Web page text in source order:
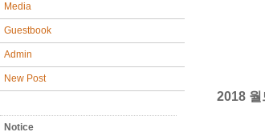
Media
Guestbook
Admin
New Post
Notice
2018 월